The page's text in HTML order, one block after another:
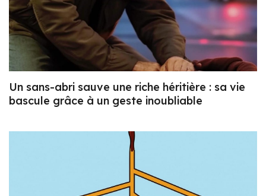
Un sans-abri sauve une riche héritière : sa vie
bascule grâce à un geste inoubliable